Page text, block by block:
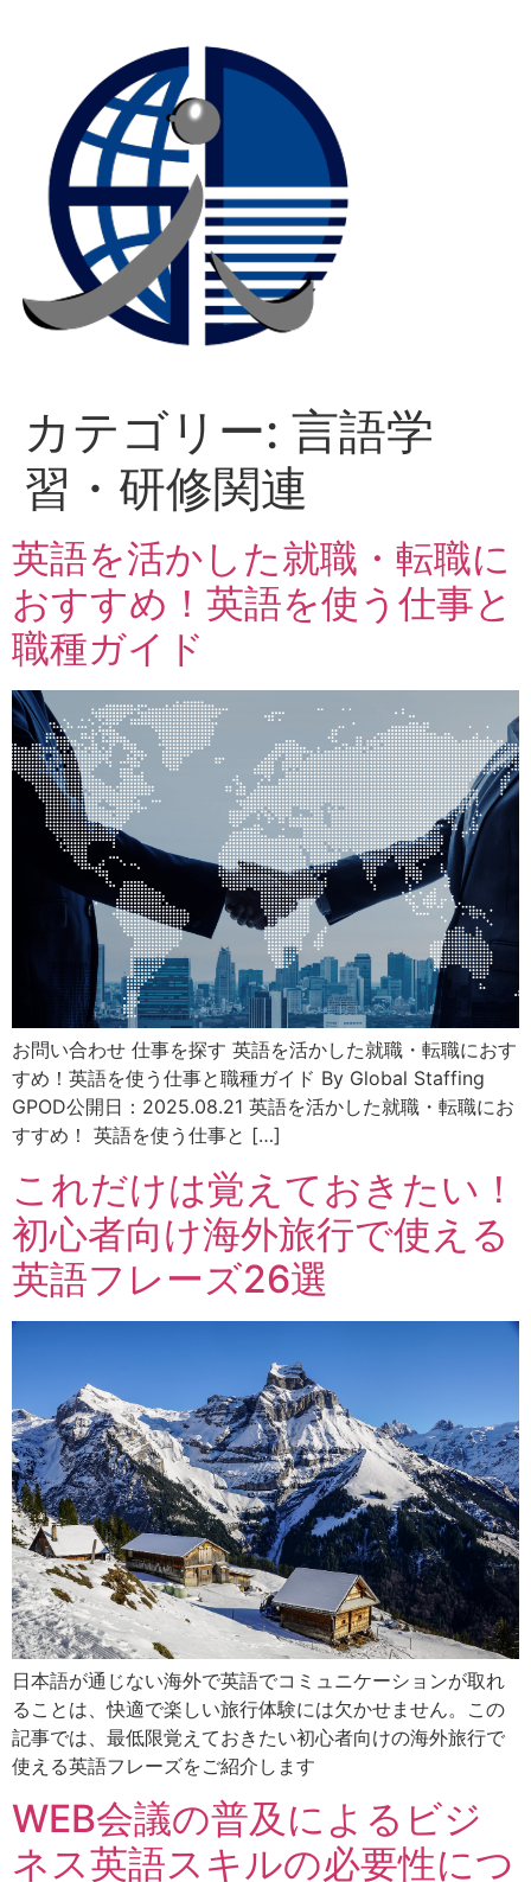
カテゴリー: 言語学
習・研修関連
英語を活かした就職・転職に
おすすめ！英語を使う仕事と
職種ガイド
お問い合わせ 仕事を探す 英語を活かした就職・転職におす
すめ！英語を使う仕事と職種ガイド By Global Staffing
GPOD公開日：2025.08.21 英語を活かした就職・転職にお
すすめ！ 英語を使う仕事と […]
これだけは覚えておきたい！
初心者向け海外旅行で使える
英語フレーズ26選
日本語が通じない海外で英語でコミュニケーションが取れ
ることは、快適で楽しい旅行体験には欠かせません。この
記事では、最低限覚えておきたい初心者向けの海外旅行で
使える英語フレーズをご紹介します
WEB会議の普及によるビジ
ネス英語スキルの必要性につ